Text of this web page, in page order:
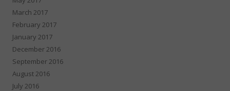
March 2017
February 2017
January 2017
December 2016
September 2016
August 2016
July 2016